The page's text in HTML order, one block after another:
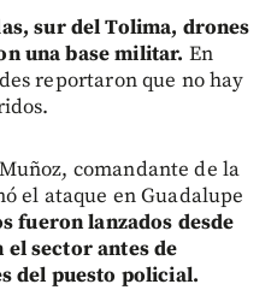
sur del Tolima, drones
una base militar. En
reportaron que no hay
comandante de la
el ataque en Guadalupe
fueron lanzados desde
sector antes de
del puesto policial.